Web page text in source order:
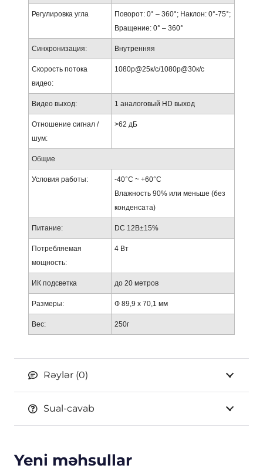
Регулировка угла
Поворот: 0° – 360°; Наклон: 0°-75°;
Вращение: 0° – 360°
Синхронизация: Внутренняя
Скорость потока
видео:
1080p@25к/с/1080p@30к/с
Видео выход: 1 аналоговый HD выход
Отношение сигнал /
шум:
>62 дБ
Общие
Условия работы:
-40°C ~ +60°C
Влажность 90% или меньше (без
конденсата)
Питание: DC 12В±15%
Потребляемая
мощность:
4 Вт
ИК подсветка до 20 метров
Размеры: Ф 89,9 х 70,1 мм
Вес: 250г
Rəylər (0)
Sual-cavab
Yeni məhsullar